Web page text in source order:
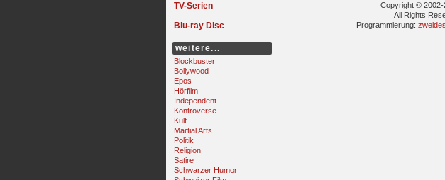
TV-Serien
Blu-ray Disc
weitere...
Blockbuster
Bollywood
Epos
Hörfilm
Independent
Kontroverse
Kult
Martial Arts
Politik
Religion
Satire
Schwarzer Humor
Copyright © 2002-
All Rights
Programmierung: